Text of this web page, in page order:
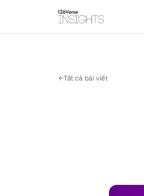
←Tất cả bài viết